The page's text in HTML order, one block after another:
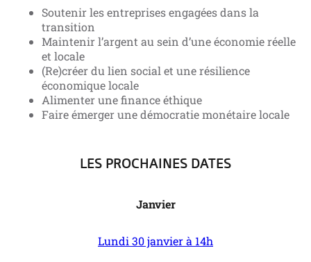
Soutenir les entreprises engagées dans la
transition
Maintenir l’argent au sein d’une économie réelle
et locale
(Re)créer du lien social et une résilience
économique locale
Alimenter une finance éthique
Faire émerger une démocratie monétaire locale
LES PROCHAINES DATES
Janvier
Lundi 30 janvier à 14h